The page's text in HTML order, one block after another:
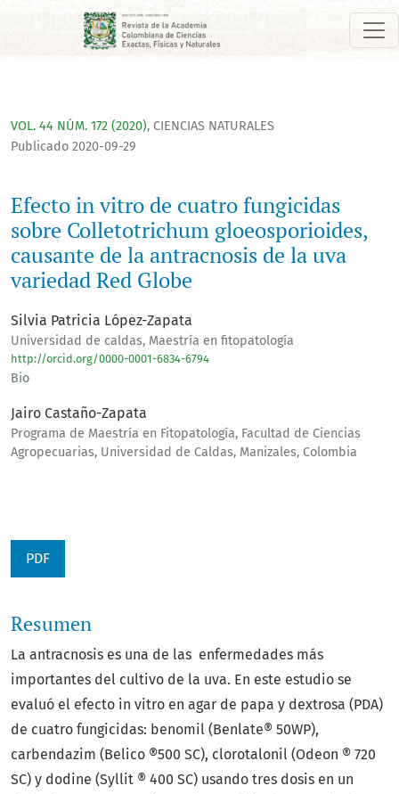
Efecto in vitro de cuatro fungicidas sobre Colletotrichum
VOL. 44 NÚM. 172 (2020), CIENCIAS NATURALES
Efecto in vitro de cuatro fungicidas
sobre Colletotrichum gloeosporioides,
causante de la antracnosis de la uva
variedad Red Globe
Publicado 2020-09-29
Silvia Patricia López-Zapata
Universidad de caldas, Maestría en fitopatología
http://orcid.org/0000-0001-6834-6794
Bio
Jairo Castaño-Zapata
Programa de Maestría en Fitopatología, Facultad de Ciencias
Agropecuarias, Universidad de Caldas, Manizales, Colombia
PDF
Resumen
La antracnosis es una de las enfermedades más
importantes del cultivo de la uva. En este estudio se
evaluó el efecto in vitro en agar de papa y dextrosa (PDA)
de cuatro fungicidas: benomil (Benlate® 50WP),
carbendazim (Belico ®500 SC), clorotalonil (Odeon ® 720
SC) y dodine (Syllit ® 400 SC) usando tres dosis en un